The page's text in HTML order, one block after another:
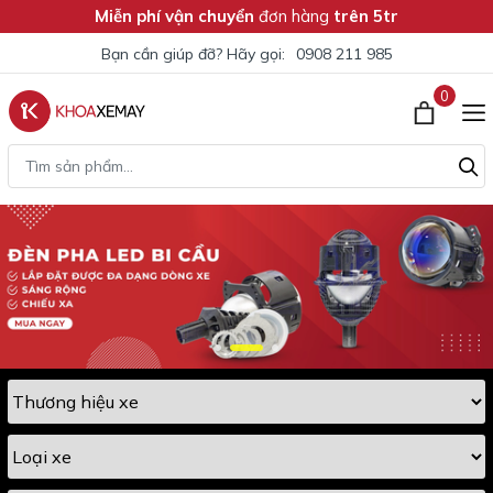
Miễn phí vận chuyển đơn hàng trên 5tr
Bạn cần giúp đỡ? Hãy gọi: 0908 211 985
0